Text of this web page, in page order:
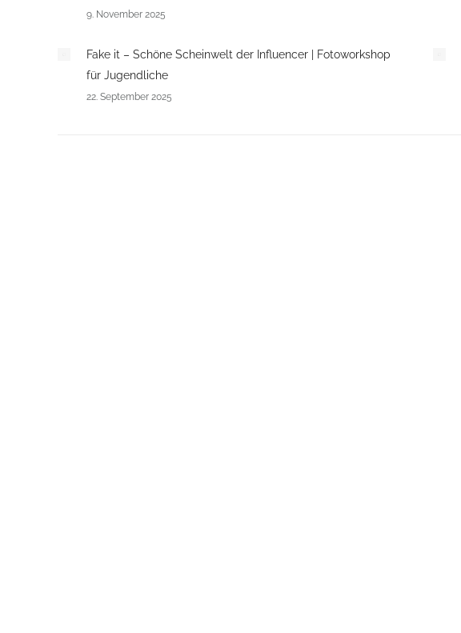
9. November 2025
Fake it – Schöne Scheinwelt der Influencer | Fotoworkshop
für Jugendliche
22. September 2025